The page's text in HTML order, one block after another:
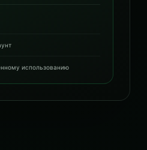
использованию